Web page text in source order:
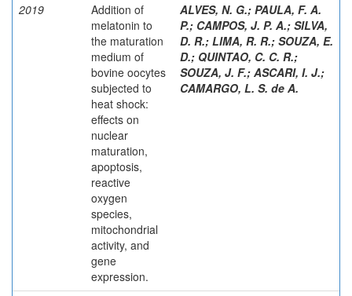
2019
Addition of
melatonin to
the maturation
medium of
bovine oocytes
subjected to
heat shock:
effects on
nuclear
maturation,
apoptosis,
reactive
oxygen
species,
mitochondrial
activity, and
gene
expression.
ALVES, N. G.; PAULA, F. A.
P.; CAMPOS, J. P. A.; SILVA,
D. R.; LIMA, R. R.; SOUZA, E.
D.; QUINTAO, C. C. R.;
SOUZA, J. F.; ASCARI, I. J.;
CAMARGO, L. S. de A.